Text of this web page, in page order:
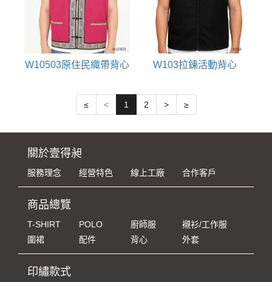
W10503原住民織帶背心 W103拉鍊活動背心
≤ < 1 2 > ≥
關於壹得昶
服務理念 經營特色 線上工廠 合作客戶
商品總覽
T-SHIRT POLO 廚師服
襯衫/工作服
圍裙
配件 背心 外套
印繡款式